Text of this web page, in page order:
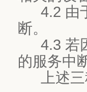
4.2 由于
断。
4.3 若因
的服务中
上述三